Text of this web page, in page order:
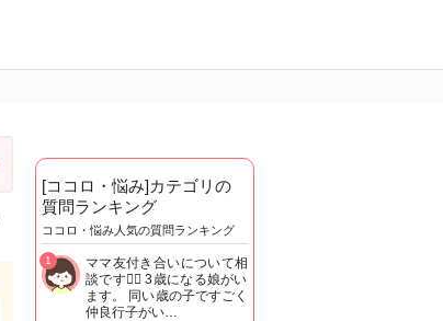
[ココロ・悩み]カテゴリの
質問ランキング
ココロ・悩み人気の質問ランキング
ママ友付き合いについて相
談です🙇‍♂️ 3歳になる娘がい
ます。 同い歳の子ですごく
仲良行子がい…
1